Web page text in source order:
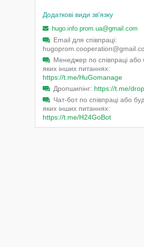
hugo.info.prom.ua@gmail.com
Email для співпраці
Менеджер по співпраці або
яких інших питаннях
https://t.me/HuGomanage
Дропшипінг https://t.me/
Чат-бот по співпраці або
яких інших питаннях
https://t.me/H24GoBot